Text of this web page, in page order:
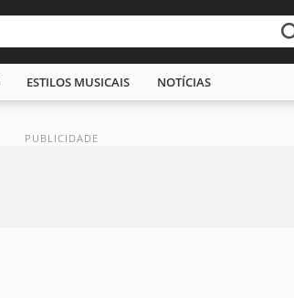
ESTILOS MUSICAIS NOTÍCIAS